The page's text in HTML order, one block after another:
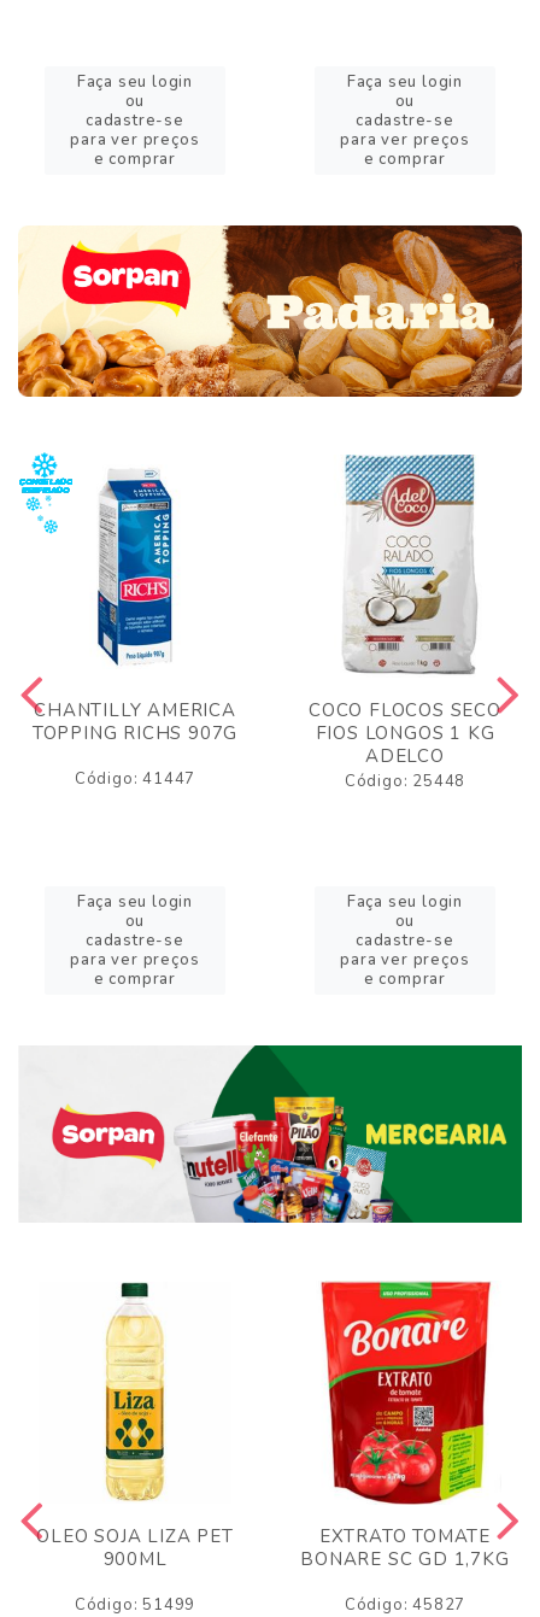
Faça seu login
ou
cadastre-se
para ver preços
e comprar
Faça seu login
ou
cadastre-se
para ver preços
e comprar
CHANTILLY AMERICA
TOPPING RICHS 907G
Código: 41447
Faça seu login
ou
cadastre-se
para ver preços
e comprar
COCO FLOCOS SECO
FIOS LONGOS 1 KG
ADELCO
Código: 25448
Faça seu login
ou
cadastre-se
para ver preços
e comprar
OLEO SOJA LIZA PET
900ML
Código: 51499
EXTRATO TOMATE
BONARE SC GD 1,7KG
Código: 45827